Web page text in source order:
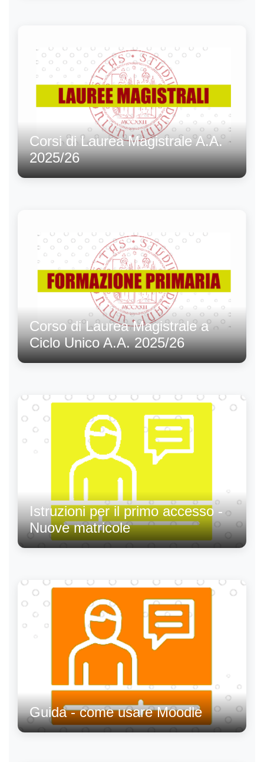
Corsi di Laurea Magistrale A.A.
2025/26
Corso di Laurea Magistrale a
Ciclo Unico A.A. 2025/26
Istruzioni per il primo accesso -
Nuove matricole
Guida - come usare Moodle